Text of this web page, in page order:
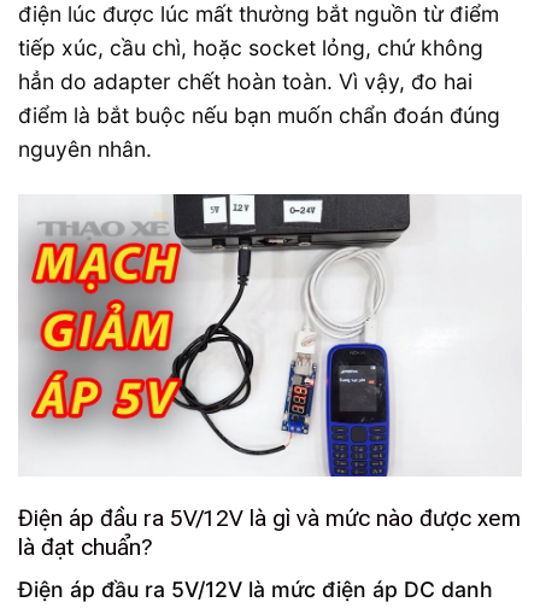
điện lúc được lúc mất thường bắt nguồn từ điểm
tiếp xúc, cầu chì, hoặc socket lỏng, chứ không
hẳn do adapter chết hoàn toàn. Vì vậy, đo hai
điểm là bắt buộc nếu bạn muốn chẩn đoán đúng
nguyên nhân.
Điện áp đầu ra 5V/12V là gì và mức nào được xem
là đạt chuẩn?
Điện áp đầu ra 5V/12V là mức điện áp DC danh